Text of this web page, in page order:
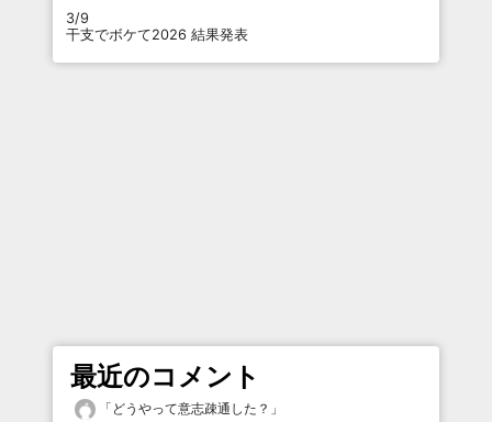
3/9
干支でボケて2026 結果発表
最近のコメント
「 どうやって意志疎通した？ 」